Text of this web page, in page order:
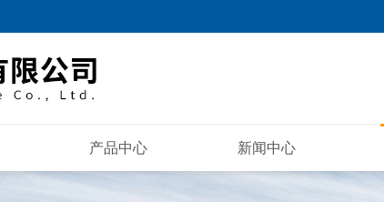
产品中心 新闻中心